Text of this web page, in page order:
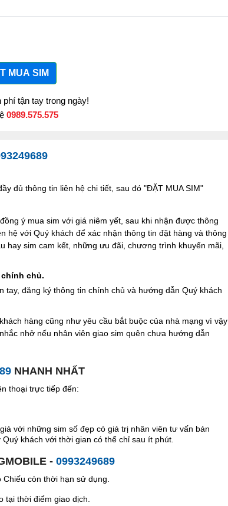
MUA SIM
tận tay trong ngày!
0989.575.575
đủ thông tin liên hệ chi tiết, sau đó "ĐẶT MUA SIM"
ý mua sim với giá niêm yết, sau khi nhận được thông
hệ với Quý khách để xác nhận thông tin đặt hàng và thông
hay sim cam kết, những ưu đãi, chương trình khuyến mãi,
chủ.
tay, đăng ký thông tin chính chủ và hướng dẫn Quý khách
hàng cũng như yêu cầu bắt buộc của nhà mạng vì vậy
nhở nếu nhân viên giao sim quên chưa hướng dẫn
NHANH NHẤT
thoại trực tiếp đến:
với những sim số đẹp có giá trị nhân viên tư vấn bán
khách với thời gian có thể chỉ sau ít phút.
- 0993249689
còn thời hạn sử dụng.
tại thời điểm giao dịch.